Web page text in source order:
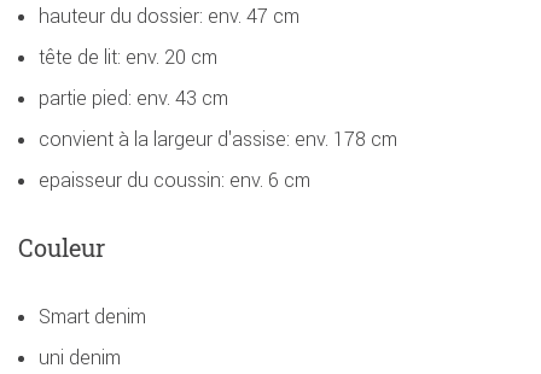
hauteur du dossier: env. 47 cm
tête de lit: env. 20 cm
partie pied: env. 43 cm
convient à la largeur d'assise: env. 178 cm
epaisseur du coussin: env. 6 cm
Couleur
Smart denim
uni denim